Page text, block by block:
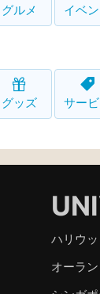
グルメ イベ
グッズ サー
ハリウッ
オーラン